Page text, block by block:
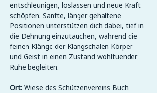
entschleunigen, loslassen und neue Kraft
schöpfen. Sanfte, länger gehaltene
Positionen unterstützen dich dabei, tief in
die Dehnung einzutauchen, während die
feinen Klänge der Klangschalen Körper
und Geist in einen Zustand wohltuender
Ruhe begleiten.
Ort: Wiese des Schützenvereins Buch